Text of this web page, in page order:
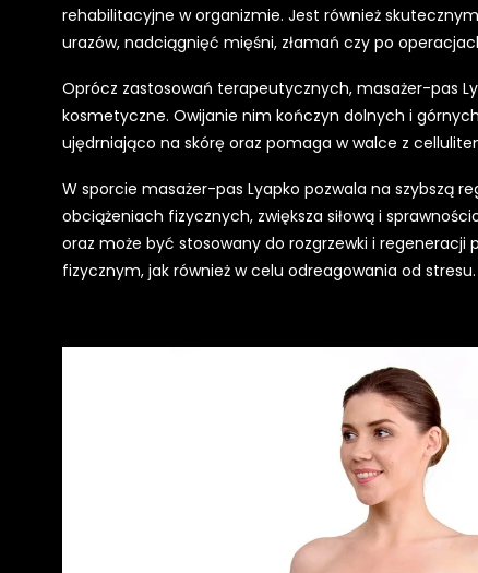
rehabilitacyjne w organizmie. Jest również
urazów, nadciągnięć mięśni, złamań czy po
Oprócz zastosowań terapeutycznych, masażer-pas
kosmetyczne. Owijanie nim kończyn dolnych i
ujędrniająco na skórę oraz pomaga w walce z
W sporcie masażer-pas Lyapko pozwala na szybszą
obciążeniach fizycznych, zwiększa siłową i
oraz może być stosowany do rozgrzewki i regeneracji
fizycznym, jak również w celu odreagowania od stresu.